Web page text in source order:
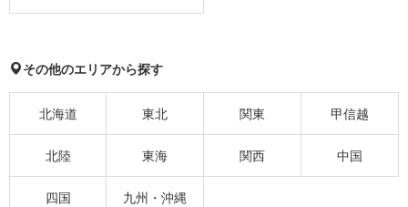
その他のエリアから探す
北海道 東北 関東 甲信越
北陸 東海 関西 中国
四国 九州・沖縄